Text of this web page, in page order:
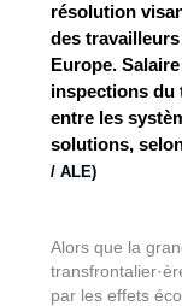
résolution
des
Europe.
inspections du
entre les
solutions,
/ ALE)
Alors que la
par les effets